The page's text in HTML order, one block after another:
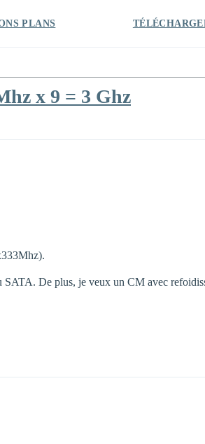
PLANS
x 9 = 3 Ghz
De plus, je veux un CM avec